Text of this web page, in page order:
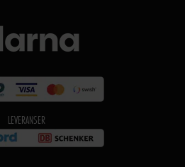
LEVERANSER